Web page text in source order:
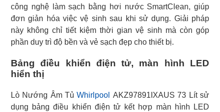
công nghệ làm sạch bằng hơi nước SmartClean, giúp
đơn giản hóa việc vệ sinh sau khi sử dụng. Giải pháp
này không chỉ tiết kiệm thời gian vệ sinh mà còn góp
phần duy trì độ bền và vẻ sạch đẹp cho thiết bị.
Bảng điều khiển điện tử, màn hình LED
hiển thị
Lò Nướng Âm Tủ Whirlpool AKZ97891IXAUS 73 Lít sử
dụng bảng điều khiển điện tử kết hợp màn hình LED